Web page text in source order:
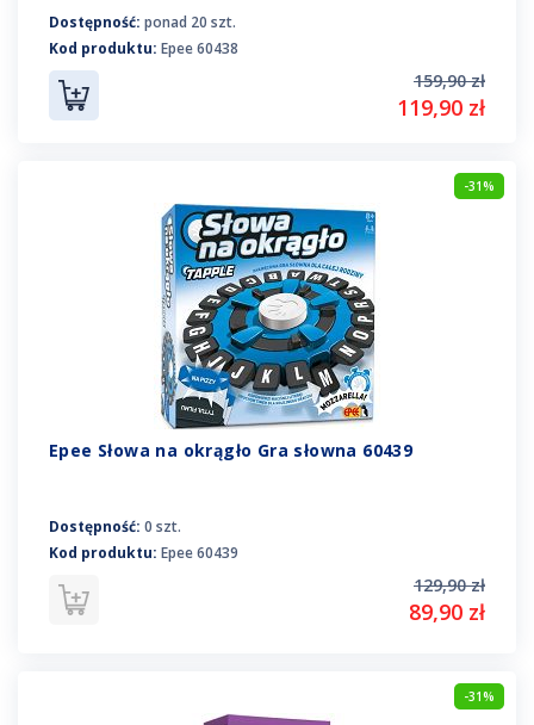
Dostępność: ponad 20 szt.
Kod produktu: Epee 60438
159,90 zł
119,90 zł
-31%
Epee Słowa na okrągło Gra słowna 60439
Dostępność: 0 szt.
Kod produktu: Epee 60439
129,90 zł
89,90 zł
-31%